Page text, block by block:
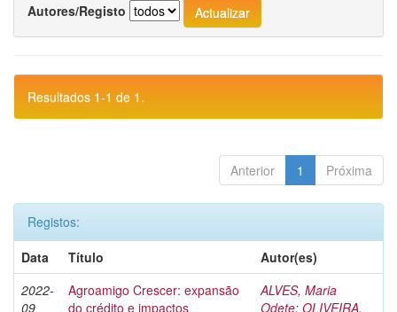
Autores/Registo
Resultados 1-1 de 1.
Anterior 1 Próxima
Registos:
Data
Título
Autor(es)
2022-
09
Agroamigo Crescer: expansão
do crédito e impactos
ALVES, Maria
Odete; OLIVEIRA,